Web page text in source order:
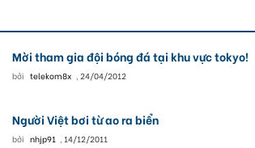
Mời tham gia đội bóng đá tại khu vực tokyo!
bởi telekom8x , 24/04/2012
Người Việt bơi từ ao ra biển
bởi nhjp91 , 14/12/2011